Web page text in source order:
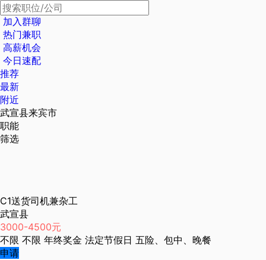
加入群聊
热门兼职
高薪机会
今日速配
推荐
最新
附近
武宣县来宾市
职能
筛选
C1送货司机兼杂工
武宣县
3000-4500元
不限 不限 年终奖金 法定节假日 五险、包中、晚餐
申请